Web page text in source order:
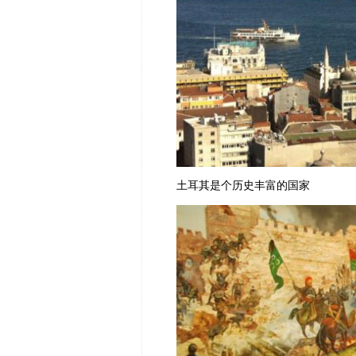
土耳其是个历史丰富的国家